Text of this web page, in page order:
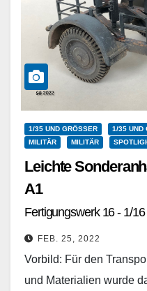
1/35 UND GRÖSSER 1/35 UND
MILITÄR
MILITÄR
Leichte
A1
Fertigungswerk 16 - 1/16
FEB. 25, 2022
Vorbild: Für den
und Materialien wurde